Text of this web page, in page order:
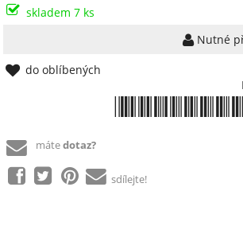
skladem 7 ks
Nutné
do oblíbených
mátedotaz?
sdílejte!